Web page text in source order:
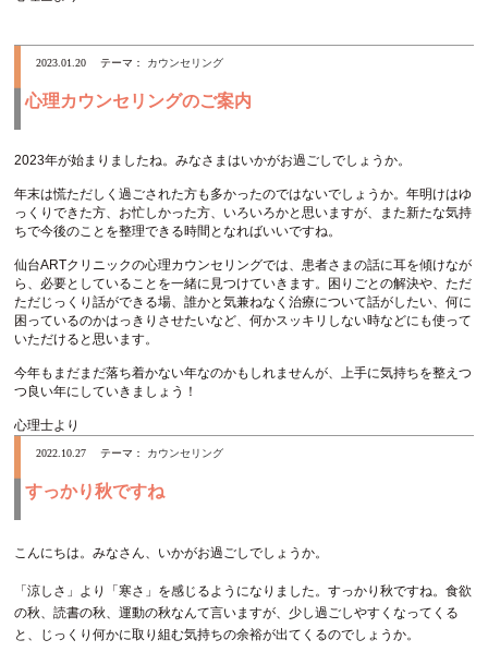
2023.01.20 テーマ： カウンセリング
心理カウンセリングのご案内
2023年が始まりましたね。みなさまはいかがお過ごしでしょうか。
年末は慌ただしく過ごされた方も多かったのではないでしょうか。年明けはゆ
っくりできた方、お忙しかった方、いろいろかと思いますが、また新たな気持
ちで今後のことを整理できる時間となればいいですね。
仙台ARTクリニックの心理カウンセリングでは、患者さまの話に耳を傾けなが
ら、必要としていることを一緒に見つけていきます。困りごとの解決や、ただ
ただじっくり話ができる場、誰かと気兼ねなく治療について話がしたい、何に
困っているのかはっきりさせたいなど、何かスッキリしない時などにも使って
いただけると思います。
今年もまだまだ落ち着かない年なのかもしれませんが、上手に気持ちを整えつ
つ良い年にしていきましょう！
心理士より
2022.10.27 テーマ： カウンセリング
すっかり秋ですね
こんにちは。みなさん、いかがお過ごしでしょうか。
「涼しさ」より「寒さ」を感じるようになりました。すっかり秋ですね。食欲
の秋、読書の秋、運動の秋なんて言いますが、少し過ごしやすくなってくる
と、じっくり何かに取り組む気持ちの余裕が出てくるのでしょうか。